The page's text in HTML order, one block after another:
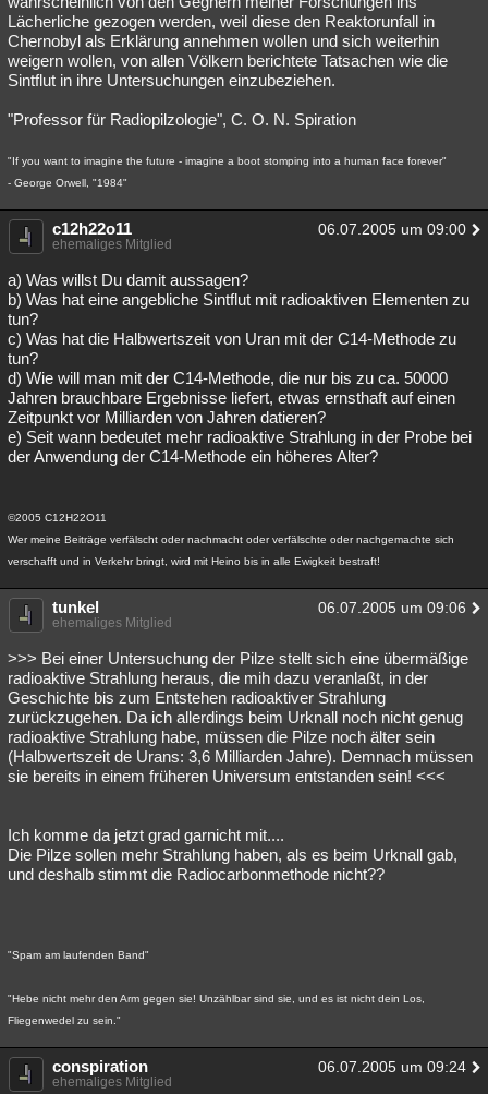
Lächerliche gezogen werden, weil diese den Reaktorunfall in
Chernobyl als Erklärung annehmen wollen und sich weiterhin
weigern wollen, von allen Völkern berichtete Tatsachen wie die
Sintflut in ihre Untersuchungen einzubeziehen.
"Professor für Radiopilzologie", C. O. N. Spiration
"If you want to imagine the future - imagine a boot stomping into a human face forever"
- George Orwell, "1984"
c12h22o11 06.07.2005 um 09:00
ehemaliges Mitglied
a) Was willst Du damit aussagen?
b) Was hat eine angebliche Sintflut mit radioaktiven Elementen zu
tun?
c) Was hat die Halbwertszeit von Uran mit der C14-Methode zu
tun?
d) Wie will man mit der C14-Methode, die nur bis zu ca. 50000
Jahren brauchbare Ergebnisse liefert, etwas ernsthaft auf einen
Zeitpunkt vor Milliarden von Jahren datieren?
e) Seit wann bedeutet mehr radioaktive Strahlung in der Probe bei
der Anwendung der C14-Methode ein höheres Alter?
©2005 C12H22O11
Wer meine Beiträge verfälscht oder nachmacht oder verfälschte oder nachgemachte sich
verschafft und in Verkehr bringt, wird mit Heino bis in alle Ewigkeit bestraft!
tunkel 06.07.2005 um 09:06
ehemaliges Mitglied
>>> Bei einer Untersuchung der Pilze stellt sich eine übermäßige
radioaktive Strahlung heraus, die mih dazu veranlaßt, in der
Geschichte bis zum Entstehen radioaktiver Strahlung
zurückzugehen. Da ich allerdings beim Urknall noch nicht genug
radioaktive Strahlung habe, müssen die Pilze noch älter sein
(Halbwertszeit de Urans: 3,6 Milliarden Jahre). Demnach müssen
sie bereits in einem früheren Universum entstanden sein! <<<
Ich komme da jetzt grad garnicht mit....
Die Pilze sollen mehr Strahlung haben, als es beim Urknall gab,
und deshalb stimmt die Radiocarbonmethode nicht??
"Spam am laufenden Band"
"Hebe nicht mehr den Arm gegen sie! Unzählbar sind sie, und es ist nicht dein Los,
Fliegenwedel zu sein."
conspiration 06.07.2005 um 09:24
ehemaliges Mitglied